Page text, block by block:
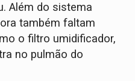
Além do sistema
também faltam
o filtro umidificador,
no pulmão do